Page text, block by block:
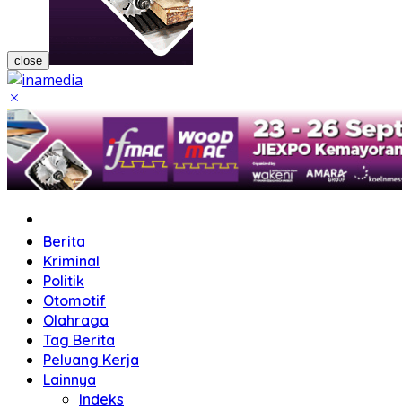
close
Berita
Kriminal
Politik
Otomotif
Olahraga
Tag Berita
Peluang Kerja
Lainnya
Indeks